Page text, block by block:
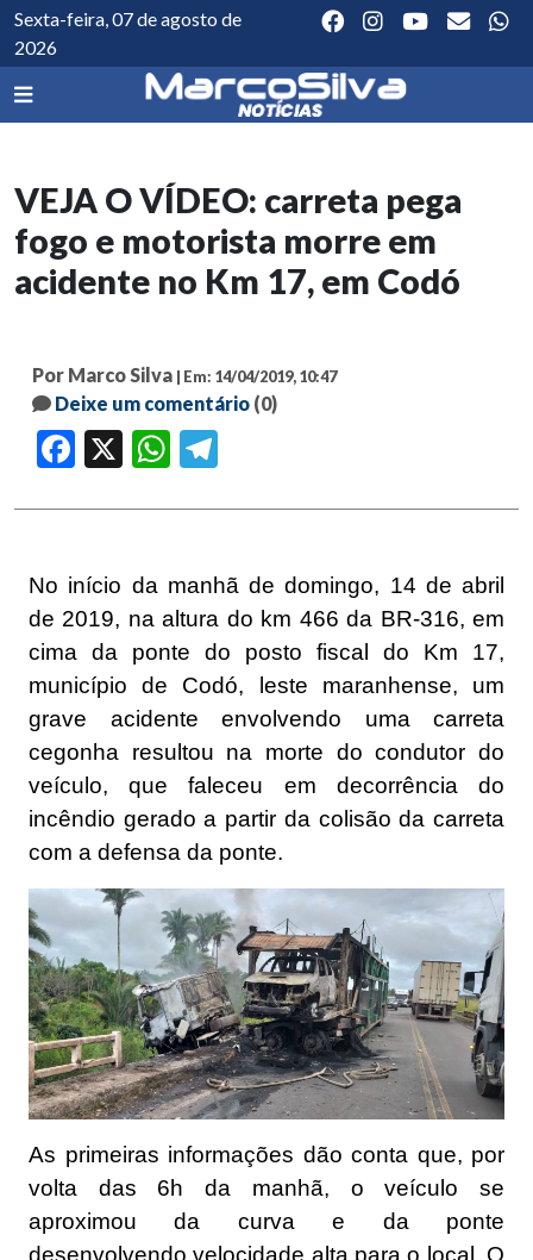
Sexta-feira, 07 de agosto de
2026
VEJA O VÍDEO: carreta pega
fogo e motorista morre em
acidente no Km 17, em Codó
Por Marco Silva | Em: 14/04/2019, 10:47
Deixe um comentário (0)
Facebook WhatsApp
No início da manhã de domingo, 14 de abril
de 2019, na altura do km 466 da BR-316, em
cima da ponte do posto fiscal do Km 17,
município de Codó, leste maranhense, um
grave acidente envolvendo uma carreta
cegonha resultou na morte do condutor do
veículo, que faleceu em decorrência do
incêndio gerado a partir da colisão da carreta
com a defensa da ponte.
As primeiras informações dão conta que, por
volta das 6h da manhã, o veículo se
aproximou da curva e da ponte